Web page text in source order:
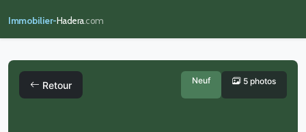
Immobilier-Hadera.com
Retour Neuf 5 photos